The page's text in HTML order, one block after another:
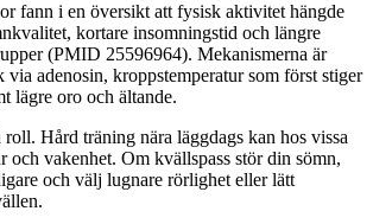
fann i en översikt att fysisk aktivitet hängde
kortare insomningstid och längre
(PMID 25596964). Mekanismerna är
via adenosin, kroppstemperatur som först stiger
lägre oro och ältande.
Hård träning nära läggdags kan hos vissa
och vakenhet. Om kvällspass stör din sömn,
och välj lugnare rörlighet eller lätt